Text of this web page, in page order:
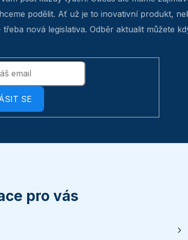
podělit. Ať už je to inovativní produkt,
nová legislativa. Odběr aktualit můžete
SE
pro vás